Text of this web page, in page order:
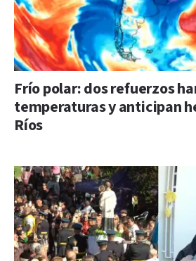
Frío polar: dos refuerzos
temperaturas y anticipan
Ríos